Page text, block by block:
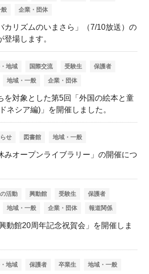
企業・団体
カリズムのいまさら」（7/10放送）の
登場します。
地域 国際交流 受験生 保護者
地域・一般 企業・団体
を対象とした第5回「外国の絵本と童
ネシア編)」を開催しました。
せ 図書館 地域・一般
みオープンライブラリー」の開催につ
活動 興動館 受験生 保護者
地域・一般 企業・団体 報道関係
動館20周年記念祝賀会」を開催しま
地域 保護者 卒業生 地域・一般